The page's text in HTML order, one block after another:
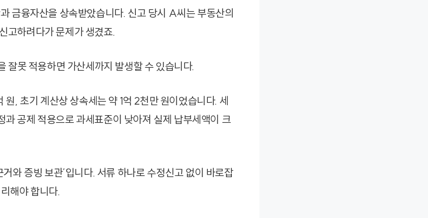
금융자산을 상속받았습니다. 신고 당시 A씨는 부동산의
고하려다가 문제가 생겼죠.
잘못 적용하면 가산세까지 발생할 수 있습니다.
, 초기 계산상 상속세는 약 1억 2천만 원이었습니다. 세
공제 적용으로 과세표준이 낮아져 실제 납부세액이 크
와 증빙 보관’입니다. 서류 하나로 수정신고 없이 바로잡
해야 합니다.